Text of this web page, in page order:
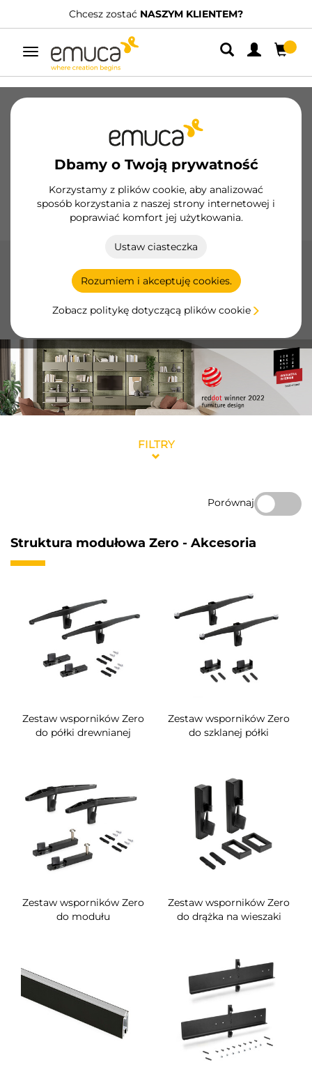
Chcesz zostaćNASZYM KLIENTEM?
Przełącz
nawigację
Dbamy o Twoją prywatność
Korzystamy z plików cookie, aby analizować
sposób korzystania z naszej strony internetowej i
poprawiać komfort jej użytkowania.
Ustaw ciasteczka
Rozumiem i akceptuję cookies.
Zobacz politykę dotyczącą plików cookie
Zawiasy
Systemy przesuwne Kuchnia
Ekspozytory
Struktura modułowa Zero - Akcesoria
Akcesoria Zero firmy Emuca umożliwiają personalizację i
optymalizację szaf i garderób, w tym uchwyty, drążki i
mocowania dla większej funkcjonalności.
FILTRY
Porównaj
Struktura modułowa Zero - Akcesoria
Zestaw wsporników Zero
do półki drewnianej
Zestaw wsporników Zero
do szklanej półki
Zestaw wsporników Zero
do modułu
Zestaw wsporników Zero
do drążka na wieszaki